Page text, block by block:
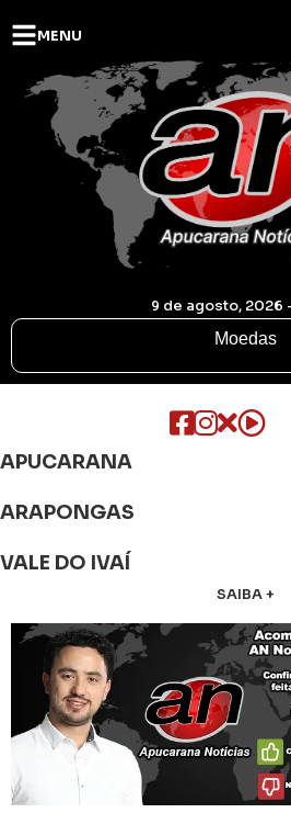
MENU
9 de agosto, 2026
Moedas
APUCARANA
ARAPONGAS
VALE DO IVAÍ
SAIBA +